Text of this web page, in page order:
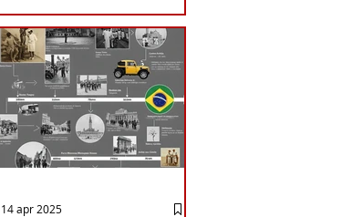
proposte dal ministro
Antonio Tajani . NUOVA
DIREZIONE GENERALE
DELLA FARNESINA
14 apr 2025